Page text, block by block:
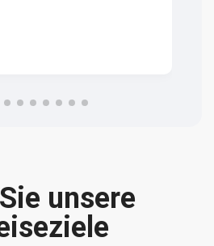
unsere